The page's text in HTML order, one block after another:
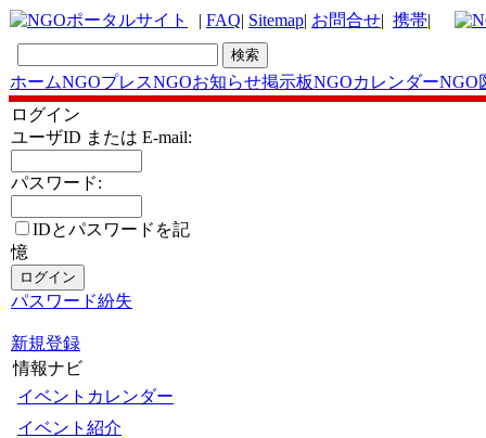
| FAQ| Sitemap| お問合せ| 携帯|
ホームNGOプレスNGOお知らせ掲示板NGOカレンダーNGO
ログイン
ユーザID または E-mail:
パスワード:
IDとパスワードを記
憶
パスワード紛失
新規登録
情報ナビ
イベントカレンダー
イベント紹介